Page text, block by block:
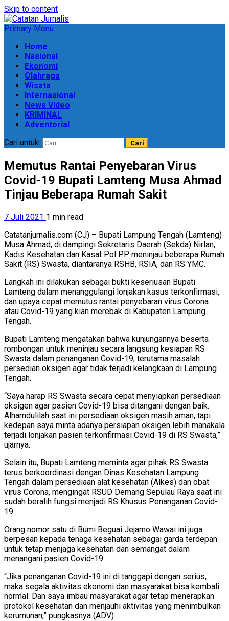
Skip to content
Primary Menu
Home
Nasional
Ekonomi
Olahraga
Wisata
Internasional
News Video
KRIMINAL
Adventorial
Cari untuk:
Memutus Rantai Penyebaran Virus
Covid-19 Bupati Lamteng Musa Ahmad
Tinjau Beberapa Rumah Sakit
7 Juli 2021 1 min read
Catatanjurnalis.com (CJ) – Bupati Lampung Tengah (Lamteng)
Musa Ahmad, di dampingi Sekretaris Daerah (Sekda) Nirlan,
Kadis Kesehatan dan Kasat Pol PP meninjau beberapa Rumah
Sakit (RS) Swasta, diantaranya RSHB, RSIA, dan RS YMC.
Langkah ini dilakukan sebagai bukti keseriusan Bupati
Lamteng dalam menanggulangi lonjakan kasus terkonfirmasi,
dan upaya cepat memutus rantai penyebaran virus Corona
atau Covid-19 yang kian merebak di Kabupaten Lampung
Tengah.
Bupati Lamteng mengatakan bahwa kunjungannya beserta
rombongan untuk meninjau secara langsung kesiapan RS
Swasta dalam penanganan Covid-19, terutama masalah
persedian oksigen agar tidak terjadi kelangkaan di Lampung
Tengah.
“Saya harap RS Swasta secara cepat menyiapkan persediaan
oksigen agar pasien Covid-19 bisa ditangani dengan baik.
Alhamdulilah saat ini persediaan oksigen masih aman, tapi
kedepan saya minta adanya persiapan oksigen lebih manakala
terjadi lonjakan pasien terkonfirmasi Covid-19 di RS Swasta,”
ujarnya.
Selain itu, Bupati Lamteng meminta agar pihak RS Swasta
terus berkoordinasi dengan Dinas Kesehatan Lampung
Tengah dalam persediaan alat kesehatan (Alkes) dan obat
virus Corona, mengingat RSUD Demang Sepulau Raya saat ini
sudah beralih fungsi menjadi RS Khusus Penanganan Covid-
19.
Orang nomor satu di Bumi Beguai Jejamo Wawai ini juga
berpesan kepada tenaga kesehatan sebagai garda terdepan
untuk tetap menjaga kesehatan dan semangat dalam
menangani pasien Covid-19.
“Jika penanganan Covid-19 ini di tanggapi dengan serius,
maka segala aktivitas ekonomi dan masyarakat bisa kembali
normal. Dan saya imbau masyarakat agar tetap menerapkan
protokol kesehatan dan menjauhi aktivitas yang menimbulkan
kerumunan,” pungkasnya (ADV)